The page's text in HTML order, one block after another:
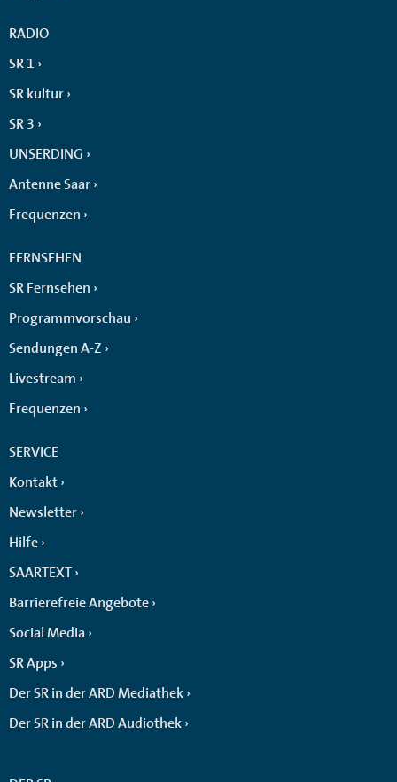
RADIO
SR 1
SR kultur
SR 3
UNSERDING
Antenne Saar
Frequenzen
FERNSEHEN
SR Fernsehen
Programmvorschau
Sendungen A-Z
Livestream
Frequenzen
SERVICE
Kontakt
Newsletter
Hilfe
SAARTEXT
Barrierefreie Angebote
Social Media
SR Apps
Der SR in der ARD Mediathek
Der SR in der ARD Audiothek